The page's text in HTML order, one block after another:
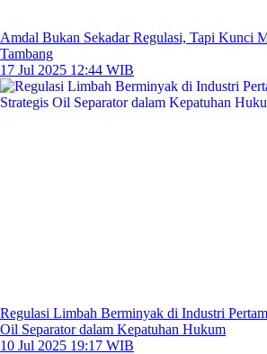
Amdal Bukan Sekadar Regulasi, Tapi Kunci
Tambang
17 Jul 2025 12:44 WIB
Regulasi Limbah Berminyak di Industri
Oil Separator dalam Kepatuhan Hukum
10 Jul 2025 19:17 WIB